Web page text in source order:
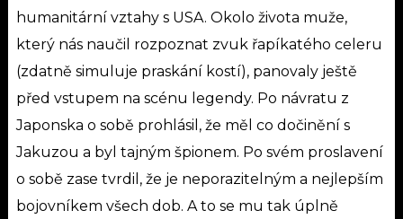
humanitární vztahy s USA. Okolo života muže,
který nás naučil rozpoznat zvuk řapíkatého celeru
(zdatně simuluje praskání kostí), panovaly ještě
před vstupem na scénu legendy. Po návratu z
Japonska o sobě prohlásil, že měl co dočinění s
Jakuzou a byl tajným špionem. Po svém proslavení
o sobě zase tvrdil, že je neporazitelným a nejlepším
bojovníkem všech dob. A to se mu tak úplně